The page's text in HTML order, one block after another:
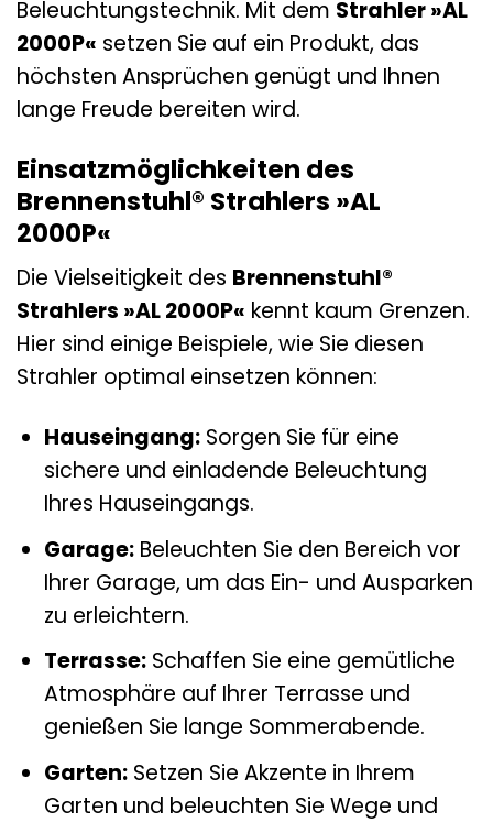
Beleuchtungstechnik. Mit dem Strahler »AL
2000P« setzen Sie auf ein Produkt, das
höchsten Ansprüchen genügt und Ihnen
lange Freude bereiten wird.
Einsatzmöglichkeiten des
Brennenstuhl® Strahlers »AL
2000P«
Die Vielseitigkeit des Brennenstuhl®
Strahlers »AL 2000P« kennt kaum Grenzen.
Hier sind einige Beispiele, wie Sie diesen
Strahler optimal einsetzen können:
Hauseingang:Sorgen Sie für eine
sichere und einladende Beleuchtung
Ihres Hauseingangs.
Garage:Beleuchten Sie den Bereich vor
Ihrer Garage, um das Ein- und Ausparken
zu erleichtern.
Terrasse:Schaffen Sie eine gemütliche
Atmosphäre auf Ihrer Terrasse und
genießen Sie lange Sommerabende.
Garten:Setzen Sie Akzente in Ihrem
Garten und beleuchten Sie Wege und